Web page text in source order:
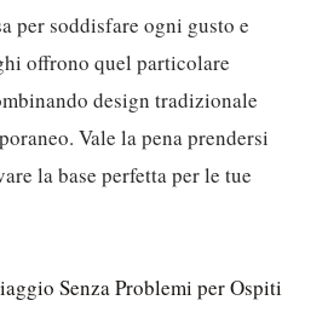
per soddisfare ogni gusto e
offrono quel particolare
design tradizionale
Vale la pena prendersi
la base perfetta per le tue
Senza Problemi per Ospiti